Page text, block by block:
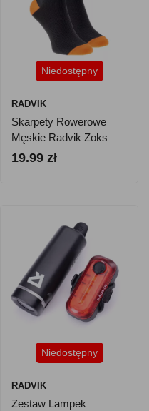
Niedostępny
RADVIK
Skarpety Rowerowe
Męskie Radvik Zoks
19.99 zł
Niedostępny
RADVIK
Zestaw Lampek